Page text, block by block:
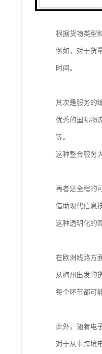
根据货物类型
例如，对于货
时间。
其次是服务的
优秀的国际物
等。
这种整合服务
再者是全程的
借助现代信息
这种透明化的
在欧洲线路方
从梅州出发的
每个环节都可
此外，随着电
对于从事跨境